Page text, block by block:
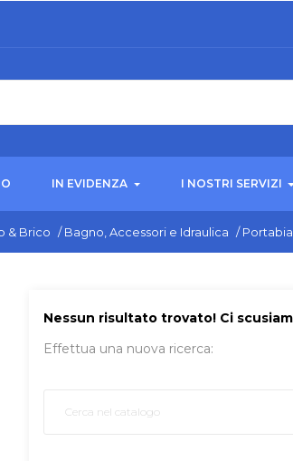
IN EVIDENZA I NOSTRI SERVIZI
& Brico / Bagno, Accessori e Idraulica /
Nessun risultato trovato! Ci
Effettua una nuova ricerca: